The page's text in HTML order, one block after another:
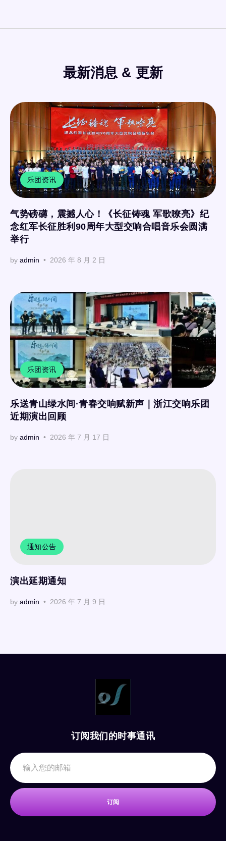
最新消息 & 更新
乐团资讯
气势磅礴，震撼人心！《长征铸魂 军歌嘹亮》纪
念红军长征胜利90周年大型交响合唱音乐会圆满
举行
by admin 2026 年 8 月 2 日
乐团资讯
乐送青山绿水间·青春交响赋新声｜浙江交响乐团
近期演出回顾
by admin 2026 年 7 月 17 日
通知公告
演出延期通知
by admin 2026 年 7 月 9 日
订阅我们的时事通讯
订阅